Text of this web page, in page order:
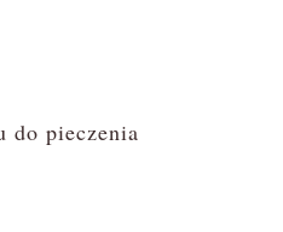
do pieczenia